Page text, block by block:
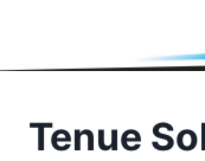
Tenue